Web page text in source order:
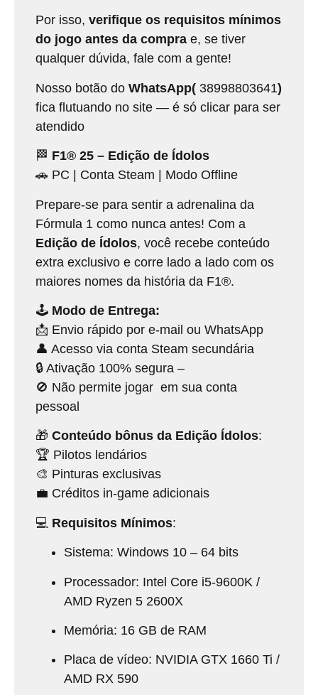
Por isso, verifique os requisitos mínimos
do jogo antes da compra e, se tiver
qualquer dúvida, fale com a gente!
Nosso botão do WhatsApp( 38998803641)
fica flutuando no site — é só clicar para ser
atendido
🏁 F1® 25 – Edição de Ídolos
🚗 PC | Conta Steam | Modo Offline
Prepare-se para sentir a adrenalina da
Fórmula 1 como nunca antes! Com a
Edição de Ídolos, você recebe conteúdo
extra exclusivo e corre lado a lado com os
maiores nomes da história da F1®.
🕹️ Modo de Entrega:
📩 Envio rápido por e-mail ou WhatsApp
👤 Acesso via conta Steam secundária
🔒 Ativação 100% segura –
🚫 Não permite jogar em sua conta
pessoal
🎁 Conteúdo bônus da Edição Ídolos:
🏆 Pilotos lendários
🎨 Pinturas exclusivas
💼 Créditos in-game adicionais
💻 Requisitos Mínimos:
Sistema: Windows 10 – 64 bits
Processador: Intel Core i5-9600K /
AMD Ryzen 5 2600X
Memória: 16 GB de RAM
Placa de vídeo: NVIDIA GTX 1660 Ti /
AMD RX 590